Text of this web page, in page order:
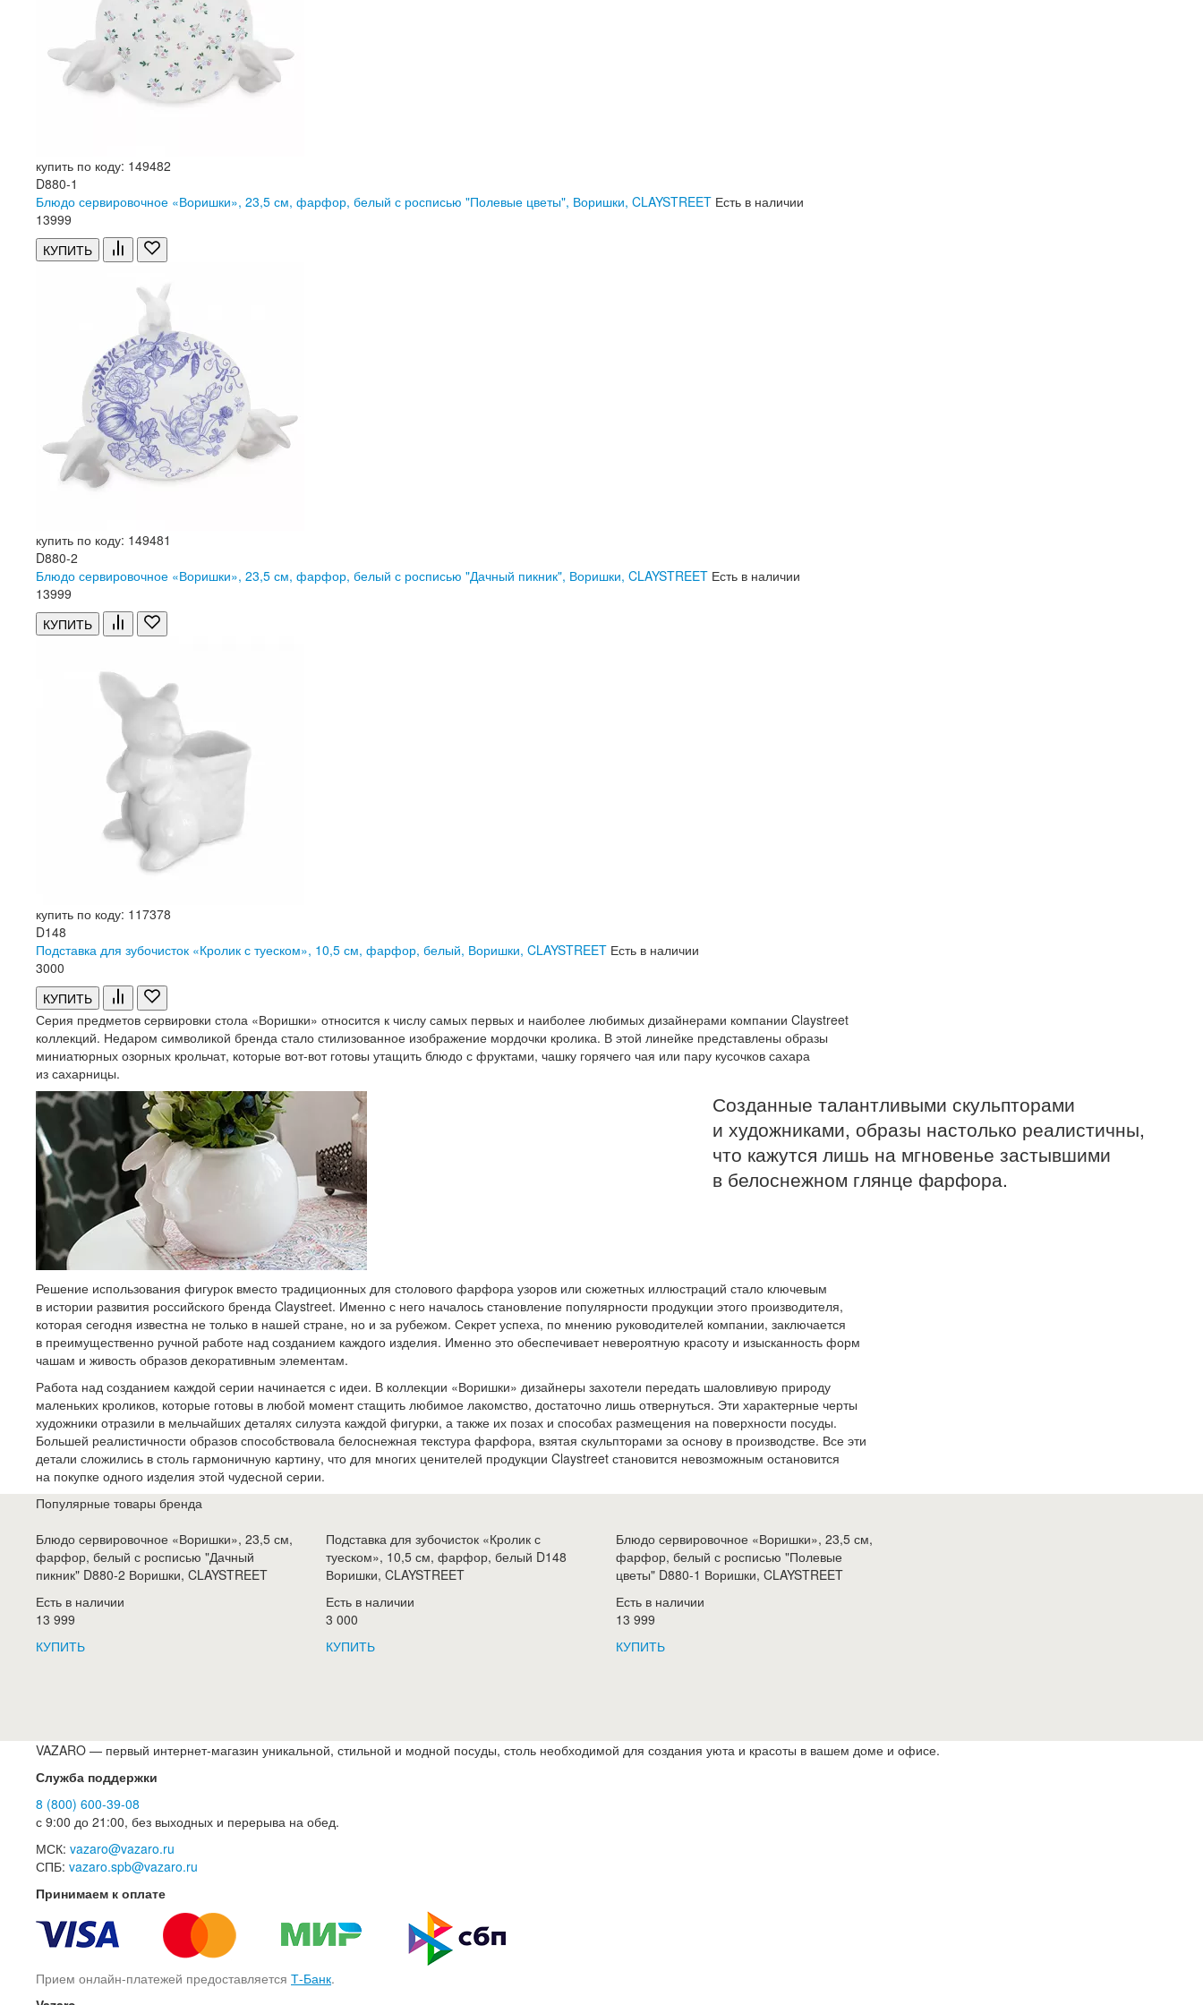
купить по коду: 149482
D880-1
Блюдо сервировочное «Воришки», 23,5 см, фарфор, белый с росписью "Полевые цветы", Воришки, CLAYSTREET Есть в наличии
13999
КУПИТЬ
купить по коду: 149481
D880-2
Блюдо сервировочное «Воришки», 23,5 см, фарфор, белый с росписью "Дачный пикник", Воришки, CLAYSTREET Есть в наличии
13999
КУПИТЬ
купить по коду: 117378
D148
Подставка для зубочисток «Кролик с туеском», 10,5 см, фарфор, белый, Воришки, CLAYSTREET Есть в наличии
3000
КУПИТЬ
Серия предметов сервировки стола «Воришки» относится к числу самых первых и наиболее любимых дизайнерами компании Claystreet
коллекций. Недаром символикой бренда стало стилизованное изображение мордочки кролика. В этой линейке представлены образы
миниатюрных озорных крольчат, которые вот-вот готовы утащить блюдо с фруктами, чашку горячего чая или пару кусочков сахара
из сахарницы.
Созданные талантливыми скульпторами
и художниками, образы настолько реалистичны,
что кажутся лишь на мгновенье застывшими
в белоснежном глянце фарфора.
Решение использования фигурок вместо традиционных для столового фарфора узоров или сюжетных иллюстраций стало ключевым
в истории развития российского бренда Claystreet. Именно с него началось становление популярности продукции этого производителя,
которая сегодня известна не только в нашей стране, но и за рубежом. Секрет успеха, по мнению руководителей компании, заключается
в преимущественно ручной работе над созданием каждого изделия. Именно это обеспечивает невероятную красоту и изысканность форм
чашам и живость образов декоративным элементам.
Работа над созданием каждой серии начинается с идеи. В коллекции «Воришки» дизайнеры захотели передать шаловливую природу
маленьких кроликов, которые готовы в любой момент стащить любимое лакомство, достаточно лишь отвернуться. Эти характерные черты
художники отразили в мельчайших деталях силуэта каждой фигурки, а также их позах и способах размещения на поверхности посуды.
Большей реалистичности образов способствовала белоснежная текстура фарфора, взятая скульпторами за основу в производстве. Все эти
детали сложились в столь гармоничную картину, что для многих ценителей продукции Claystreet становится невозможным остановится
на покупке одного изделия этой чудесной серии.
Популярные товары бренда
Блюдо сервировочное «Воришки», 23,5 см,
фарфор, белый с росписью "Дачный
пикник" D880-2 Воришки, CLAYSTREET
Есть в наличии
13 999
КУПИТЬ
Подставка для зубочисток «Кролик с
туеском», 10,5 см, фарфор, белый D148
Воришки, CLAYSTREET
Есть в наличии
3 000
КУПИТЬ
Блюдо сервировочное «Воришки», 23,5 см,
фарфор, белый с росписью "Полевые
цветы" D880-1 Воришки, CLAYSTREET
Есть в наличии
13 999
КУПИТЬ
VAZARO — первый интернет-магазин уникальной, стильной и модной посуды, столь необходимой для создания уюта и красоты в вашем доме и офисе.
Служба поддержки
8 (800) 600-39-08
с 9:00 до 21:00, без выходных и перерыва на обед.
МСК: vazaro@vazaro.ru
СПБ: vazaro.spb@vazaro.ru
Принимаем к оплате
Прием онлайн-платежей предоставляется Т-Банк.